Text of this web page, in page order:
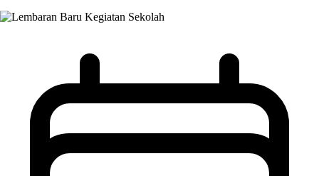
Kegiatan Sekolah